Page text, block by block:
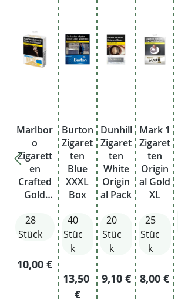
Marlbor
o
Zigarett
en
Crafted
Gold
28
Stück
Regulärer Preis:
10,00 €
Burton
Zigaret
ten
Blue
XXXL
Box
40
Stüc
k
Regulärer Preis:
13,50
€
Dunhill
Zigaret
ten
White
Origin
al Pack
20
Stüc
k
Regulärer Preis:
9,10 €
Mark 1
Zigaret
ten
Origin
al Gold
XL
25
Stüc
k
8,00 €